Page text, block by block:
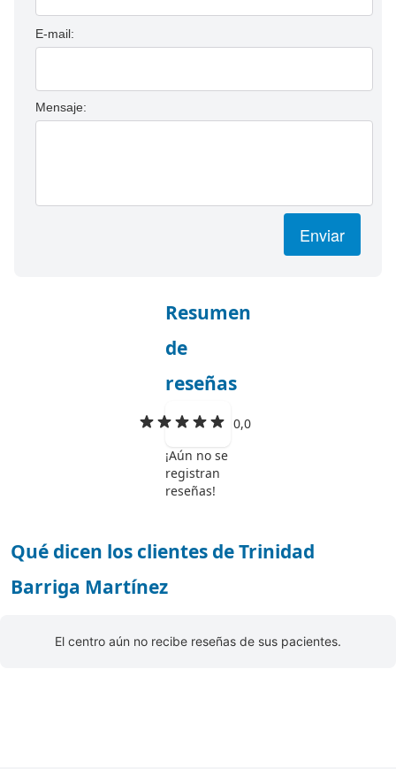
E-mail:
Mensaje:
Enviar
Resumen
de
reseñas
0,0
¡Aún no se
registran
reseñas!
Qué dicen los clientes de Trinidad
Barriga Martínez
El centro aún no recibe reseñas de sus pacientes.